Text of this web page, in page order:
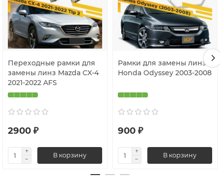
Переходные рамки для
замены линз Mazda CX-4
2021-2022 AFS
2900 ₽
В корзину
Рамки для замены линз
Honda Odyssey 2003-2008
900 ₽
В корзину